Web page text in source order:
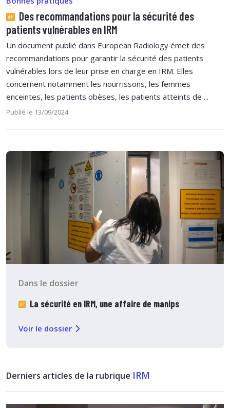
Des recommandations pour la sécurité des
patients vulnérables en IRM
Un document publié dans European Radiology émet des
recommandations pour garantir la sécurité des patients
vulnérables lors de leur prise en charge en IRM. Elles
concernent notamment les nourrissons, les femmes
enceintes, les patients obèses, les patients atteints de ...
Publié le 13/09/2024
Dans le dossier
La sécurité en IRM, une affaire de manips
Voir le dossier
Derniers articles de la rubrique IRM